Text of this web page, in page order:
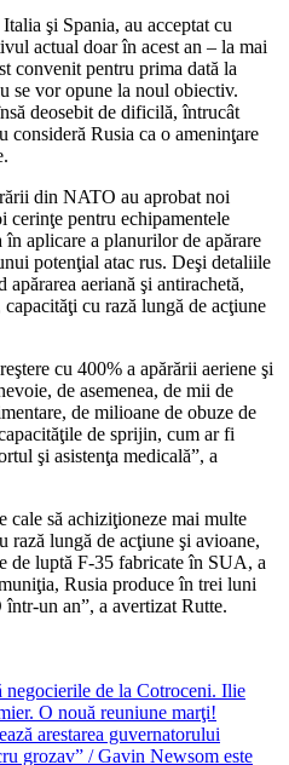
şi Spania, au acceptat cu
actual doar în acest an – la mai
convenit pentru prima dată la
se vor opune la noul obiectiv.
deosebit de dificilă, întrucât
consideră Rusia ca o ameninţare
din NATO au aprobat noi
cerinţe pentru echipamentele
în aplicare a planurilor de apărare
potenţial atac rus. Deşi detaliile
aeriană şi antirachetă,
cu rază lungă de acţiune
cu 400% a apărării aeriene şi
de asemenea, de mii de
de milioane de obuze de
de sprijin, cum ar fi
şi asistenţa medicală”, a
cale să achiziţioneze mai multe
rază lungă de acţiune şi avioane,
de luptă F-35 fabricate în SUA, a
Rusia produce în trei luni
un an”, a avertizat Rutte.
negocierile de la Cotroceni. Ilie
O nouă reuniune marţi!
arestarea guvernatorului
grozav” / Gavin Newsom este